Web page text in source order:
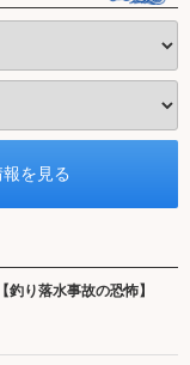
釣り落水事故の恐怖】